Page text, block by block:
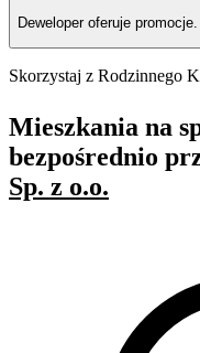
Deweloper oferuje promocje.
Skorzystaj z Rodzinnego
Mieszkania na
bezpośrednio
Sp. z o.o.